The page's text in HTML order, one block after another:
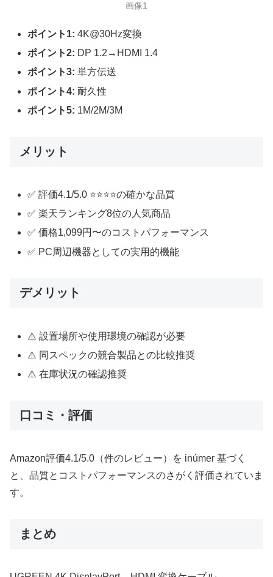
画像1
ポイント1: 4K@30Hz変換
ポイント2: DP 1.2→HDMI 1.4
ポイント3: 単方伝送
ポイント4: 耐久性
ポイント5: 1M/2M/3M
メリット
✅ 評価4.1/5.0 ⭐⭐⭐⭐の確かな品質
✅ 楽天ランキング8位の人気商品
✅ 価格1,099円〜のコストパフォーマンス
✅ PC周辺機器としての実用的機能
デメリット
⚠️ 設置場所や使用環境の確認が必要
⚠️ 同スペックの競合製品との比較推奨
⚠️ 在庫状況の確認推奨
口コミ・評価
Amazon評価4.1/5.0（件のレビュー）を inúmer 基づく
と、品質とコストパフォーマンスのさがく評価されていま
す。
まとめ